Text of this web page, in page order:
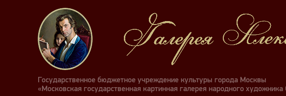
Государственное бюджетное учреждение культуры города Москвы
«Московская государственная картинная галерея народного